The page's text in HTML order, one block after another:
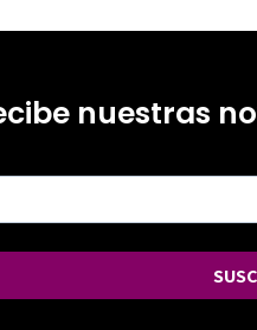
nuestras